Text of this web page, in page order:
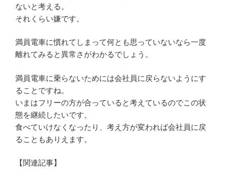
ないと考える。
それくらい嫌です。
満員電車に慣れてしまって何とも思っていないなら一度
離れてみると異常さがわかるでしょう。
満員電車に乗らないためには会社員に戻らないようにす
ることですね。
いまはフリーの方が合っていると考えているのでこの状
態を継続したいです。
食べていけなくなったり、考え方が変われば会社員に戻
ることもありえます。
【関連記事】